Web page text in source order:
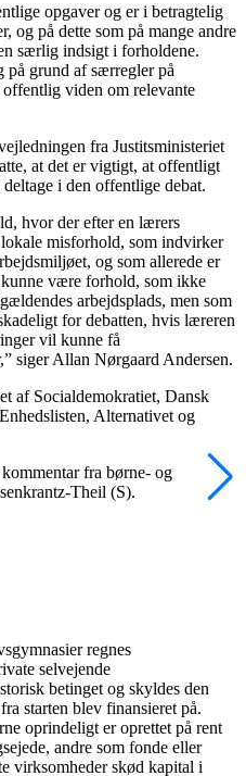
opgaver og er i betragtelig
og på dette som på mange andre
særlig indsigt i forholdene.
grund af særregler på
viden om relevante
fra Justitsministeriet
at det er vigtigt, at offentligt
i den offentlige debat.
hvor der efter en lærers
misforhold, som indvirker
og som allerede er
være forhold, som ikke
arbejdsplads, men som
for debatten, hvis læreren
vil kunne få
siger Allan Nørgaard Andersen.
af Socialdemokratiet, Dansk
Alternativet og
fra børne- og
Theil (S).
regnes
selvejende
betinget og skyldes den
starten blev finansieret på.
oprindeligt er oprettet på rent
andre som fonde eller
virksomheder skød kapital i